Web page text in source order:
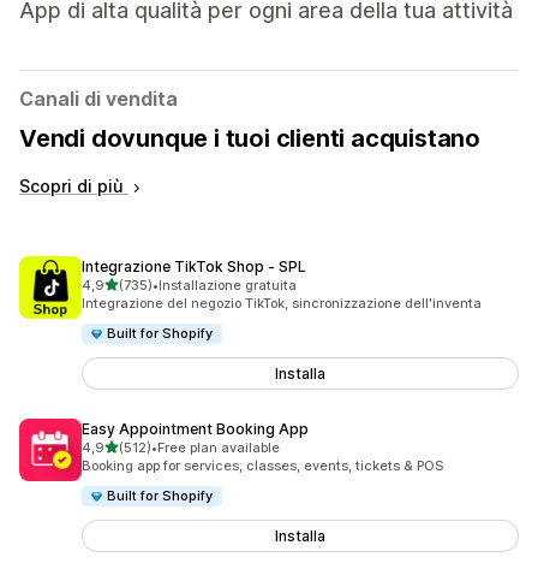
App di alta qualità per ogni area della tua attività
Canali di vendita
Vendi dovunque i tuoi clienti acquistano
Scopri di più
Integrazione TikTok Shop ‑ SPL
4,9stelle su 5
(735)
735 recensioni totali
•Installazione gratuita
Integrazione del negozio TikTok, sincronizzazione dell'inventa
Built for Shopify
Installa
Easy Appointment Booking App
4,9stelle su 5
(512)
512 recensioni totali
•Free plan available
Booking app for services, classes, events, tickets & POS
Built for Shopify
Installa